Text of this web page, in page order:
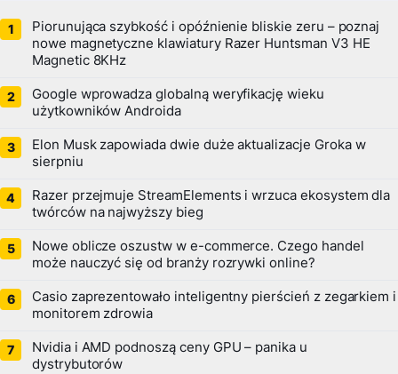
Piorunująca szybkość i opóźnienie bliskie zeru – poznaj
nowe magnetyczne klawiatury Razer Huntsman V3 HE
Magnetic 8KHz
Google wprowadza globalną weryfikację wieku
użytkowników Androida
Elon Musk zapowiada dwie duże aktualizacje Groka w
sierpniu
Razer przejmuje StreamElements i wrzuca ekosystem dla
twórców na najwyższy bieg
Nowe oblicze oszustw w e-commerce. Czego handel
może nauczyć się od branży rozrywki online?
Casio zaprezentowało inteligentny pierścień z zegarkiem i
monitorem zdrowia
Nvidia i AMD podnoszą ceny GPU – panika u
dystrybutorów